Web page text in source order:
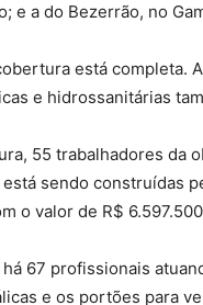
e a do Bezerrão, no
está completa.
e hidrossanitárias
55 trabalhadores da
sendo construídas
o valor de R$
67 profissionais
e os portões para